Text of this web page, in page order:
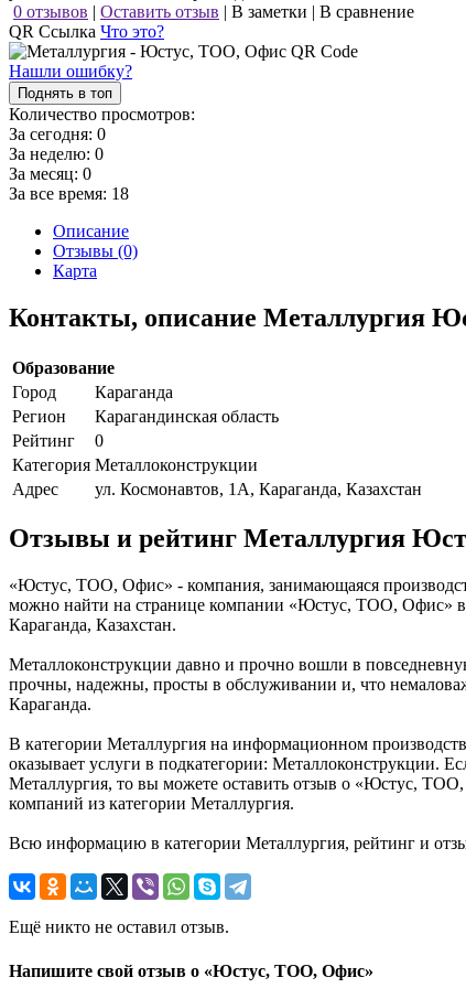
0 отзывов | Оставить отзыв | В заметки | В сравнение
QR Ссылка Что это?
Нашли ошибку?
Поднять в топ
Количество просмотров:
За сегодня: 0
За неделю: 0
За месяц: 0
За все время: 18
Описание
Отзывы (0)
Карта
Контакты, описание Металлургия
Образование
Город
Караганда
Регион
Карагандинская область
Рейтинг
0
Категория Металлоконструкции
Адрес
ул. Космонавтов, 1А, Караганда, Казахстан
Отзывы и рейтинг Металлургия
«Юстус, ТОО, Офис» - компания, занимающаяся
можно найти на странице компании «Юстус, ТОО, Офис» в
Караганда, Казахстан.
Металлоконструкции давно и прочно вошли в
прочны, надежны, просты в обслуживании и, что
Караганда.
В категории Металлургия на информационном
оказывает услуги в подкатегории: Металлоконструкции.
Металлургия, то вы можете оставить отзыв о «Юстус,
компаний из категории Металлургия.
Всю информацию в категории Металлургия, рейтинг и
Ещё никто не оставил отзыв.
Напишите свой отзыв о «Юстус, ТОО, Офис»